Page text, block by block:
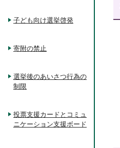
子ども向け選挙啓発
寄附の禁止
選挙後のあいさつ行為の
制限
投票支援カードとコミュ
ニケーション支援ボード